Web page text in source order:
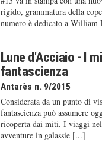
rigido, grammatura della
numero è dedicato a
Lune d'Acciaio - I
fantascienza
Antarès n. 9/2015
Considerata da un punto di
fantascienza può assumere
ricoperta dai miti. I viaggi
avventure in galassie [...]